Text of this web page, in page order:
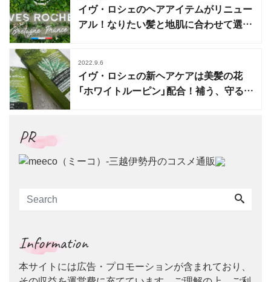
イヴ・ロシェのヘアアイテムがリニュー
アル！なりたい髪と地肌に合わせて選べ
2022.9.6
イヴ・ロシェの新ヘアケアは美髪の花
「ホワイトルーピン」配合！補う、守る、
PR
Information
本サイトには広告・プロモーションが含まれており、